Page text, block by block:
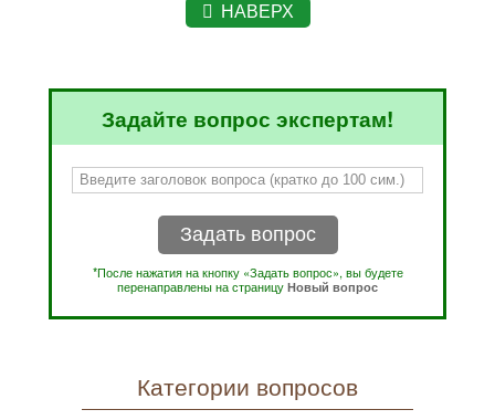
НАВЕРХ
Задайте вопрос экспертам!
Задать вопрос
*После нажатия на кнопку «Задать вопрос», вы будете
перенаправлены на страницуНовый вопрос
Категории вопросов